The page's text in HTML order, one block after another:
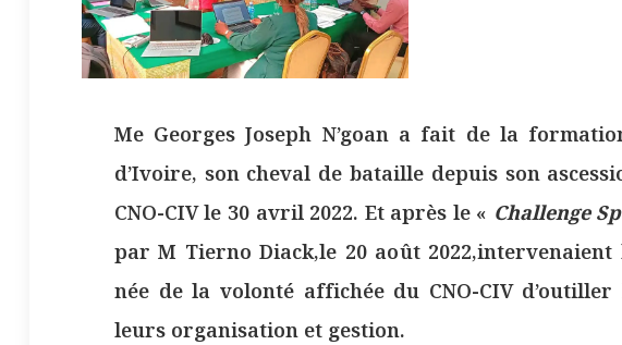
Me Georges Joseph N’goan a fait de la
d’Ivoire, son cheval de bataille depuis son
CNO-CIV le 30 avril 2022. Et après le « Challenge
par M Tierno Diack,le 20 août
née de la volonté affichée du CNO-CIV
leurs organisation et gestion.